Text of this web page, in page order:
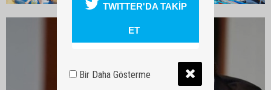
TWITTER'DA TAKİP
ET
Bir Daha Gösterme